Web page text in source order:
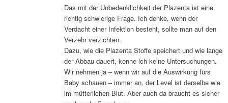
Das mit der Unbedenklichkeit der Plazenta ist eine
richtig schwierige Frage. Ich denke, wenn der
Verdacht einer Infektion besteht, sollte man auf den
Verzehr verzichten.
Dazu, wie die Plazenta Stoffe speichert und wie lange
der Abbau dauert, kenne ich keine Untersuchungen.
Wir nehmen ja – wenn wir auf die Auswirkung fürs
Baby schauen – immer an, der Level ist derselbe wie
im mütterlichen Blut. Aber auch da braucht es sicher